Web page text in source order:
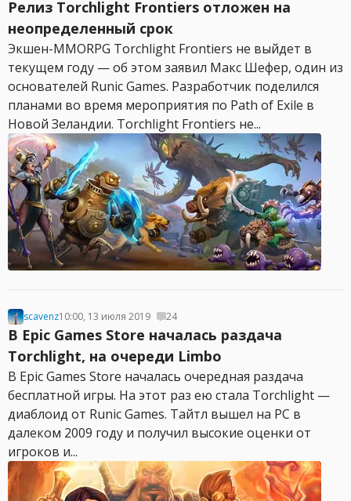
Релиз Torchlight Frontiers отложен на
неопределенный срок
Экшен-MMORPG Torchlight Frontiers не выйдет в
текущем году — об этом заявил Макс Шефер, один из
основателей Runic Games. Разработчик поделился
планами во время мероприятия по Path of Exile в
Новой Зеландии. Torchlight Frontiers не...
scavenz10:00, 13 июля 2019 24
В Epic Games Store началась раздача
Torchlight, на очереди Limbo
В Epic Games Store началась очередная раздача
бесплатной игры. На этот раз ею стала Torchlight —
диаблоид от Runic Games. Тайтл вышел на PC в
далеком 2009 году и получил высокие оценки от
игроков и...